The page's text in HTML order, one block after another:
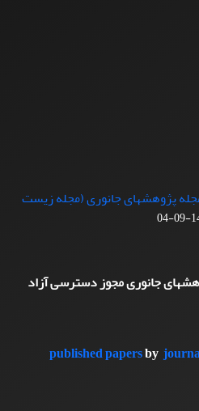
پژوهشهای جانوری (مجله زیست
جانوری مجوز دسترسی آزاد
published papersby